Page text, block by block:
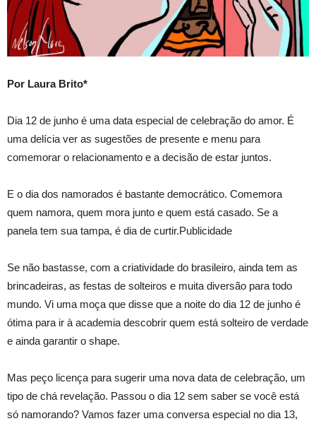
Por Laura Brito*
Dia 12 de junho é uma data especial de celebração do amor. É
uma delícia ver as sugestões de presente e menu para
comemorar o relacionamento e a decisão de estar juntos.
E o dia dos namorados é bastante democrático. Comemora
quem namora, quem mora junto e quem está casado. Se a
panela tem sua tampa, é dia de curtir.Publicidade
Se não bastasse, com a criatividade do brasileiro, ainda tem as
brincadeiras, as festas de solteiros e muita diversão para todo
mundo. Vi uma moça que disse que a noite do dia 12 de junho é
ótima para ir à academia descobrir quem está solteiro de verdade
e ainda garantir o shape.
Mas peço licença para sugerir uma nova data de celebração, um
tipo de chá revelação. Passou o dia 12 sem saber se você está
só namorando? Vamos fazer uma conversa especial no dia 13,